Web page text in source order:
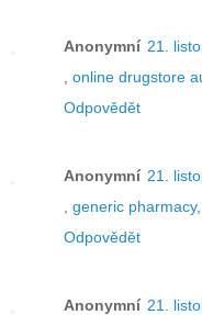
Anonymní 21.
online drugstore
Odpovědět
Anonymní 21.
generic pharmacy
Odpovědět
Anonymní 21.